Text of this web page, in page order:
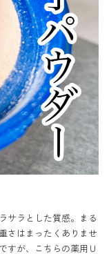
サラとした質感。まる
さはまったくありませ
すが、こちらの薬用Ｕ